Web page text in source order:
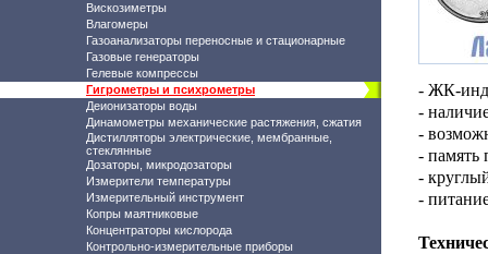
Вискозиметры
Влагомеры
Газоанализаторы переносные и стационарные
Газовые генераторы
Гелевые компрессы
Гигрометры и психрометры
Деионизаторы воды
Динамометры механические растяжения, сжатия
Дистилляторы электрические, мембранные,
стеклянные
Дозаторы, микродозаторы
Измерители температуры
Измерительный инструмент
Копры маятниковые
Концентраторы кислорода
Контрольно-измерительные приборы
- ЖК-
-
-
- память
-
-